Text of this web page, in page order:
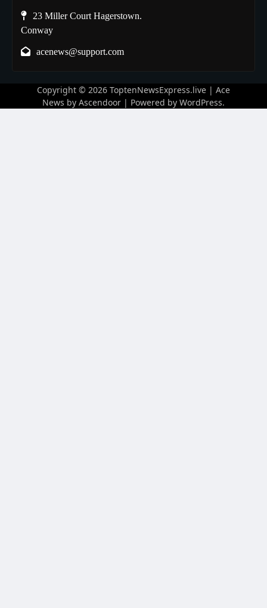
23 Miller Court Hagerstown.
Conway
acenews@support.com
Copyright © 2026 ToptenNewsExpress.live | Ace
News by Ascendoor | Powered by WordPress.